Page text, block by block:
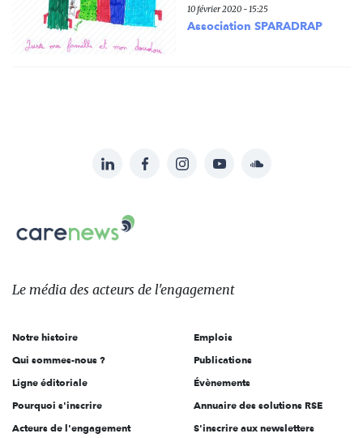
10 février 2020 - 15:25
Association SPARADRAP
sur:
LinkedInFacebookInstagramYouTubeSoundcloud
Carenews,
Le
des
l'engagement
Le média des acteurs de l'engagement
Notre histoire
Qui sommes-nous ?
Ligne éditoriale
Pourquoi s'inscrire
Acteurs de l'engagement
Emplois
Publications
Évènements
Annuaire des solutions RSE
S'inscrire aux newsletters